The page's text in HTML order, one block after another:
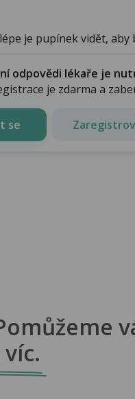
je pupínek vidět,
odpovědi lékaře je
je zdarma a
se